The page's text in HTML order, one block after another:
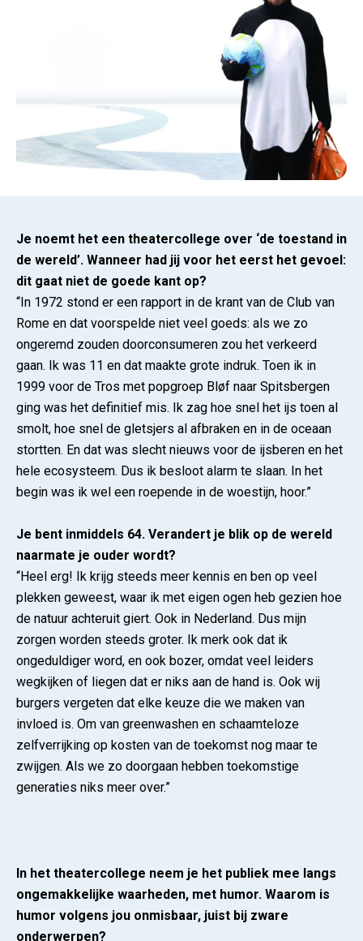
Je noemt het een theatercollege over ‘de toestand in
de wereld’. Wanneer had jij voor het eerst het gevoel:
dit gaat niet de goede kant op?
“In 1972 stond er een rapport in de krant van de Club van
Rome en dat voorspelde niet veel goeds: als we zo
ongeremd zouden doorconsumeren zou het verkeerd
gaan. Ik was 11 en dat maakte grote indruk. Toen ik in
1999 voor de Tros met popgroep Bløf naar Spitsbergen
ging was het definitief mis. Ik zag hoe snel het ijs toen al
smolt, hoe snel de gletsjers al afbraken en in de oceaan
stortten. En dat was slecht nieuws voor de ijsberen en het
hele ecosysteem. Dus ik besloot alarm te slaan. In het
begin was ik wel een roepende in de woestijn, hoor.”
Je bent inmiddels 64. Verandert je blik op de wereld
naarmate je ouder wordt?
“Heel erg! Ik krijg steeds meer kennis en ben op veel
plekken geweest, waar ik met eigen ogen heb gezien hoe
de natuur achteruit giert. Ook in Nederland. Dus mijn
zorgen worden steeds groter. Ik merk ook dat ik
ongeduldiger word, en ook bozer, omdat veel leiders
wegkijken of liegen dat er niks aan de hand is. Ook wij
burgers vergeten dat elke keuze die we maken van
invloed is. Om van greenwashen en schaamteloze
zelfverrijking op kosten van de toekomst nog maar te
zwijgen. Als we zo doorgaan hebben toekomstige
generaties niks meer over.”
In het theatercollege neem je het publiek mee langs
ongemakkelijke waarheden, met humor. Waarom is
humor volgens jou onmisbaar, juist bij zware
onderwerpen?